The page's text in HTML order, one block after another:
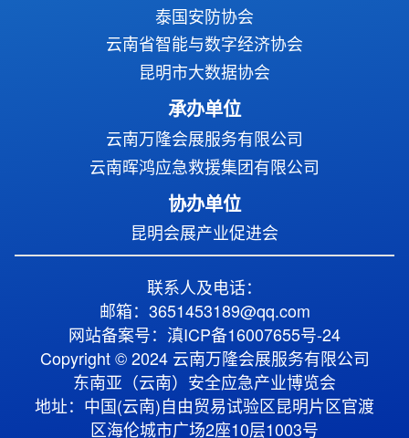
泰国安防协会
云南省智能与数字经济协会
昆明市大数据协会
承办单位
云南万隆会展服务有限公司
云南晖鸿应急救援集团有限公司
协办单位
昆明会展产业促进会
联系人及电话：
邮箱：3651453189@qq.com
网站备案号：滇ICP备16007655号-24
Copyright © 2024 云南万隆会展服务有限公司
东南亚（云南）安全应急产业博览会
地址：中国(云南)自由贸易试验区昆明片区官渡
区海伦城市广场2座10层1003号